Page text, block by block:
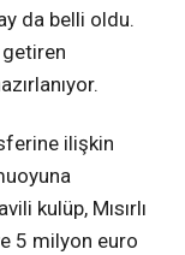
da belli oldu.
ilişkin
kulüp, Mısırlı
5 milyon euro